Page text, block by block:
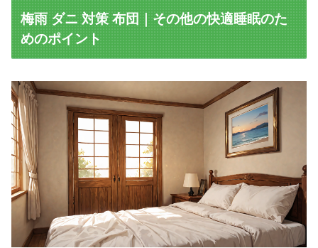
梅雨 ダニ 対策 布団｜その他の快適睡眠のた
めのポイント